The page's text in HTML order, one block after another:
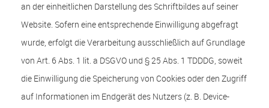
an der einheitlichen Darstellung des Schriftbildes auf seiner
Website. Sofern eine entsprechende Einwilligung abgefragt
wurde, erfolgt die Verarbeitung ausschließlich auf Grundlage
von Art. 6 Abs. 1 lit. a DSGVO und § 25 Abs. 1 TDDDG, soweit
die Einwilligung die Speicherung von Cookies oder den Zugriff
auf Informationen im Endgerät des Nutzers (z. B. Device-